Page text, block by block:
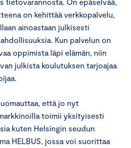
on kehittää verkkopalvelu,
ainoastaan julkisesti
Kun palvelun on
oppimista läpi elämän, niin
julkista koulutuksen tarjoajaa
että jo nyt
toimii yksityisesti
kuten Helsingin seudun
HELBUS, jossa voi suorittaa